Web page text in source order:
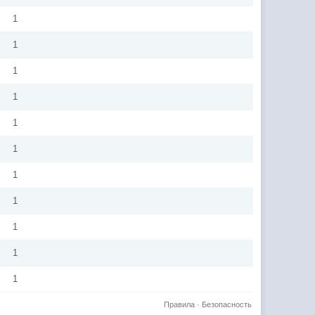
1
1
1
1
1
1
1
1
1
1
1
Безопасность
Правила·